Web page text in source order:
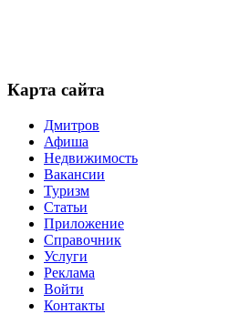
Карта сайта
Дмитров
Афиша
Недвижимость
Вакансии
Туризм
Статьи
Приложение
Справочник
Услуги
Реклама
Войти
Контакты